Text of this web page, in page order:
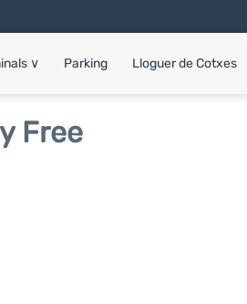
∨ Parking Lloguer de Cotxes
Free